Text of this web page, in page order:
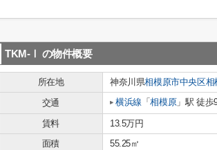
TKM-Ⅰ の物件概要
所在地 神奈川県相模原市中央区相
交通
横浜線 「相模原」駅 徒歩
賃料 13.5万円
面積
55.25㎡